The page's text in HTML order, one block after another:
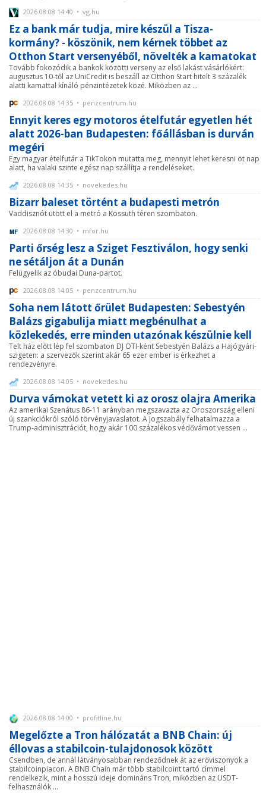
2026.08.08 14:40 • vg.hu
Ez a bank már tudja, mire készül a Tisza-
kormány? - köszönik, nem kérnek többet az
Otthon Start versenyéből, növelték a kamatokat
Tovább fokozódik a bankok közötti verseny az első lakást vásárlókért:
augusztus 10-től az UniCredit is beszáll az Otthon Start hitelt 3 százalék
alatti kamattal kínáló pénzintézetek közé. Miközben az ...
2026.08.08 14:35 • penzcentrum.hu
Ennyit keres egy motoros ételfutár egyetlen hét
alatt 2026-ban Budapesten: főállásban is durván
megéri
Egy magyar ételfutár a TikTokon mutatta meg, mennyit lehet keresni öt nap
alatt, ha valaki szinte egész nap szállítja a rendeléseket.
2026.08.08 14:35 • novekedes.hu
Bizarr baleset történt a budapesti metrón
Vaddisznót ütött el a metró a Kossuth téren szombaton.
2026.08.08 14:30 • mfor.hu
Parti őrség lesz a Sziget Fesztiválon, hogy senki
ne sétáljon át a Dunán
Felügyelik az óbudai Duna-partot.
2026.08.08 14:05 • penzcentrum.hu
Soha nem látott őrület Budapesten: Sebestyén
Balázs gigabulija miatt megbénulhat a
közlekedés, erre minden utazónak készülnie kell
Telt ház előtt lép fel szombaton DJ OTI-ként Sebestyén Balázs a Hajógyári-
szigeten: a szervezők szerint akár 65 ezer ember is érkezhet a
rendezvényre.
2026.08.08 14:05 • novekedes.hu
Durva vámokat vetett ki az orosz olajra Amerika
Az amerikai Szenátus 86-11 arányban megszavazta az Oroszország elleni
új szankciókról szóló törvényjavaslatot. A jogszabály felhatalmazza a
Trump-adminisztrációt, hogy akár 100 százalékos védővámot vessen ...
2026.08.08 14:00 • profitline.hu
Megelőzte a Tron hálózatát a BNB Chain: új
éllovas a stabilcoin-tulajdonosok között
Csendben, de annál látványosabban rendeződnek át az erőviszonyok a
stabilcoinpiacon. A BNB Chain már több stabilcoint tartó címmel
rendelkezik, mint a hosszú ideje domináns Tron, miközben az USDT-
felhasználók ...